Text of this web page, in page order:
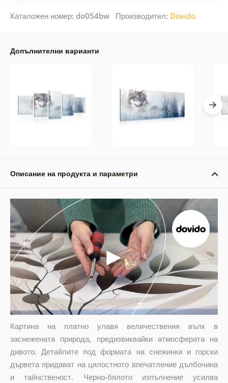
Каталожен номер: do054bw Производител: Dovido
Допълнителни варианти
Описание на продукта и параметри
Картина на платно улавя величествения вълк в
заснежената природа, предизвиквайки атмосферата на
дивото. Детайлите под формата на снежинки и горски
дървета придават на цялостното впечатление дълбочина
и тайнственост. Черно-бялото изпълнение усилва